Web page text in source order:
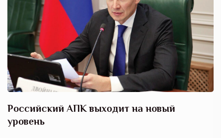
Российский АПК выходит на новый
уровень